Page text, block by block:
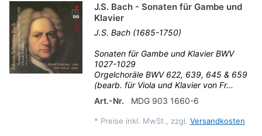
J.S. Bach - Sonaten für Gambe und
Klavier
J.S. Bach (1685-1750)
Sonaten für Gambe und Klavier BWV
1027-1029
Orgelchoräle BWV 622, 639, 645 & 659
(bearb. für Viola und Klavier von Fr...
Art.-Nr.
MDG 903 1660-6
* Preise inkl. MwSt., zzgl. Versandkosten